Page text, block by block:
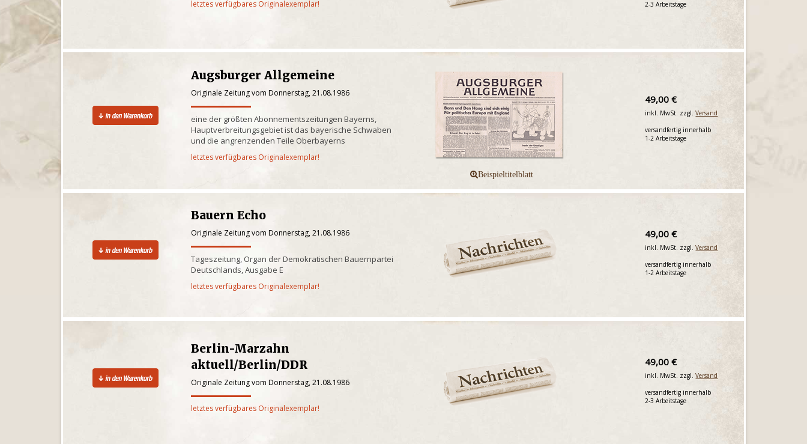
letztes verfügbares Originalexemplar!
2-3 Arbeitstage
Augsburger Allgemeine
Originale Zeitung vom Donnerstag, 21.08.1986
eine der größten Abonnementszeitungen Bayerns,
Hauptverbreitungsgebiet ist das bayerische Schwaben
und die angrenzenden Teile Oberbayerns
letztes verfügbares Originalexemplar!
49,00 €
inkl. MwSt. zzgl.Versand
versandfertig innerhalb
1-2 Arbeitstage
Bauern Echo
Originale Zeitung vom Donnerstag, 21.08.1986
Tageszeitung, Organ der Demokratischen Bauernpartei
Deutschlands, Ausgabe E
letztes verfügbares Originalexemplar!
49,00 €
inkl. MwSt. zzgl.Versand
versandfertig innerhalb
1-2 Arbeitstage
Berlin-Marzahn
aktuell/Berlin/DDR
Originale Zeitung vom Donnerstag, 21.08.1986
letztes verfügbares Originalexemplar!
49,00 €
inkl. MwSt. zzgl.Versand
versandfertig innerhalb
2-3 Arbeitstage